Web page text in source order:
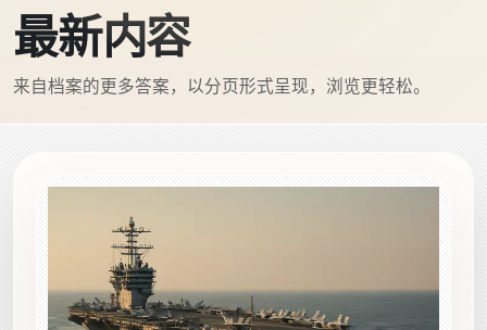
最新内容
来自档案的更多答案，以分页形式呈现，浏览更轻松。